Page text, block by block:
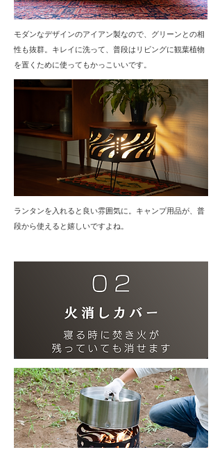
モダンなデザインのアイアン製なので、グリーンとの相
性も抜群。キレイに洗って、普段はリビングに観葉植物
を置くために使ってもかっこいいです。
ランタンを入れると良い雰囲気に。キャンプ用品が、普
段から使えると嬉しいですよね。